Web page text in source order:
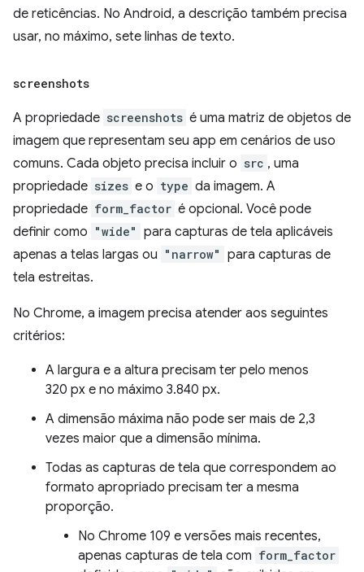
de reticências. No Android, a descrição também precisa
usar, no máximo, sete linhas de texto.
screenshots
A propriedade screenshots é uma matriz de objetos de
imagem que representam seu app em cenários de uso
comuns. Cada objeto precisa incluir o src , uma
propriedade sizes e o type da imagem. A
propriedade form_factor é opcional. Você pode
definir como "wide" para capturas de tela aplicáveis
apenas a telas largas ou "narrow" para capturas de
tela estreitas.
No Chrome, a imagem precisa atender aos seguintes
critérios:
A largura e a altura precisam ter pelo menos
320 px e no máximo 3.840 px.
A dimensão máxima não pode ser mais de 2,3
vezes maior que a dimensão mínima.
Todas as capturas de tela que correspondem ao
formato apropriado precisam ter a mesma
proporção.
No Chrome 109 e versões mais recentes,
apenas capturas de tela com form_factor